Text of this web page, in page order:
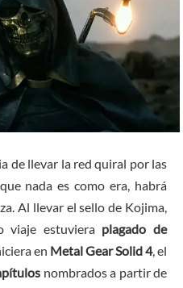
de llevar la red quiral por las
nada es como era, habrá
Al llevar el sello de Kojima,
viaje estuviera plagado de
en Metal Gear Solid 4, el
nombrados a partir de